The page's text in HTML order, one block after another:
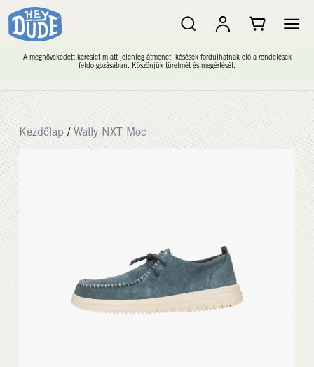
A megnövekedett kereslet miatt jelenleg átmeneti késések fordulhatnak elő a rendelések
feldolgozásában. Köszönjük türelmét és megértését.
Kezdőlap / Wally NXT Moc